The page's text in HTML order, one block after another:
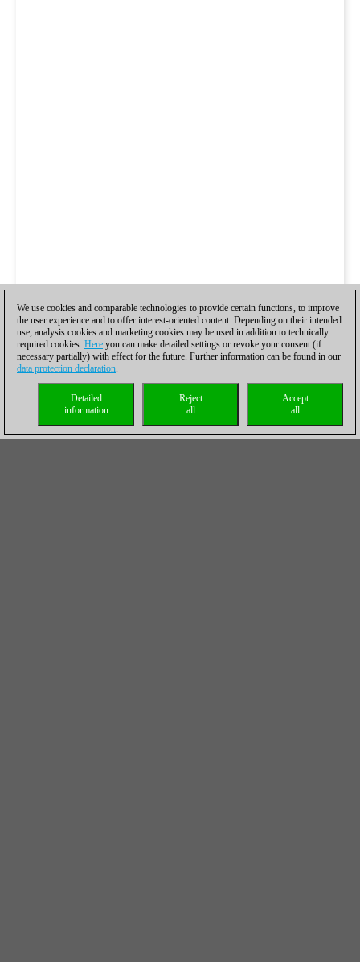
We use cookies and comparable technologies to provide certain functions, to improve
the user experience and to offer interest-oriented content. Depending on their intended
use, analysis cookies and marketing cookies may be used in addition to technically
required cookies. Here you can make detailed settings or revoke your consent (if
necessary partially) with effect for the future. Further information can be found in our
data protection declaration.
Accept
all
Reject
all
Detailed
information